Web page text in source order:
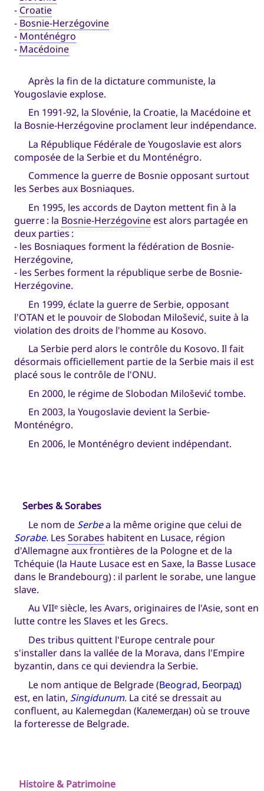
- Croatie
- Bosnie-Herzégovine
- Monténégro
- Macédoine
Après la fin de la dictature communiste, la
Yougoslavie explose.
En 1991-92, la Slovénie, la Croatie, la Macédoine et
la Bosnie-Herzégovine proclament leur indépendance.
La République Fédérale de Yougoslavie est alors
composée de la Serbie et du Monténégro.
Commence la guerre de Bosnie opposant surtout
les Serbes aux Bosniaques.
En 1995, les accords de Dayton mettent fin à la
guerre : la Bosnie-Herzégovineest alors partagée en
deux parties :
- les Bosniaques forment la fédération de Bosnie-
Herzégovine,
- les Serbes forment la république serbe de Bosnie-
Herzégovine.
En 1999, éclate la guerre de Serbie, opposant
l'OTAN et le pouvoir de Slobodan Milošević, suite à la
violation des droits de l'homme au Kosovo.
La Serbie perd alors le contrôle du Kosovo. Il fait
désormais officiellement partie de la Serbie mais il est
placé sous le contrôle de l'ONU.
En 2000, le régime de Slobodan Milošević tombe.
En 2003, la Yougoslavie devient la Serbie-
Monténégro.
En 2006, le Monténégro devient indépendant.
Serbes & Sorabes
Le nom de Serbea la même origine que celui de
Sorabe. Les Sorabes habitent en Lusace, région
d'Allemagne aux frontières de la Pologne et de la
Tchéquie (la Haute Lusace est en Saxe, la Basse Lusace
dans le Brandebourg) : il parlent le sorabe, une langue
slave.
Au VIIe siècle, les Avars, originaires de l'Asie, sont en
lutte contre les Slaves et les Grecs.
Des tribus quittent l'Europe centrale pour
s'installer dans la vallée de la Morava, dans l'Empire
byzantin, dans ce qui deviendra la Serbie.
Le nom antique de Belgrade (Beograd, Београд)
est, en latin, Singidunum. La cité se dressait au
confluent, au Kalemegdan (Калемегдан) où se trouve
la forteresse de Belgrade.
Histoire & Patrimoine